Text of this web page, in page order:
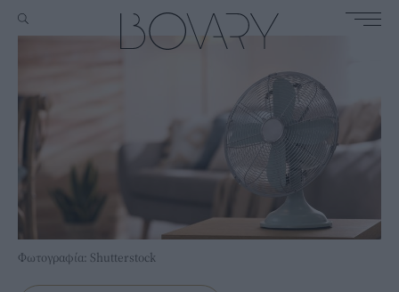
Φωτογραφία: Shutterstock